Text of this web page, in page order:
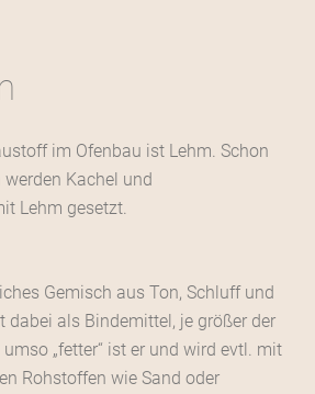
im Ofenbau ist Lehm. Schon
Kachel und
Lehm gesetzt.
Gemisch aus Ton, Schluff und
dabei als Bindemittel, je größer der
„fetter“ ist er und wird evtl. mit
Rohstoffen wie Sand oder